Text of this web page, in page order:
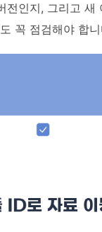
전인지, 그리고 새
꼭 점검해야 합